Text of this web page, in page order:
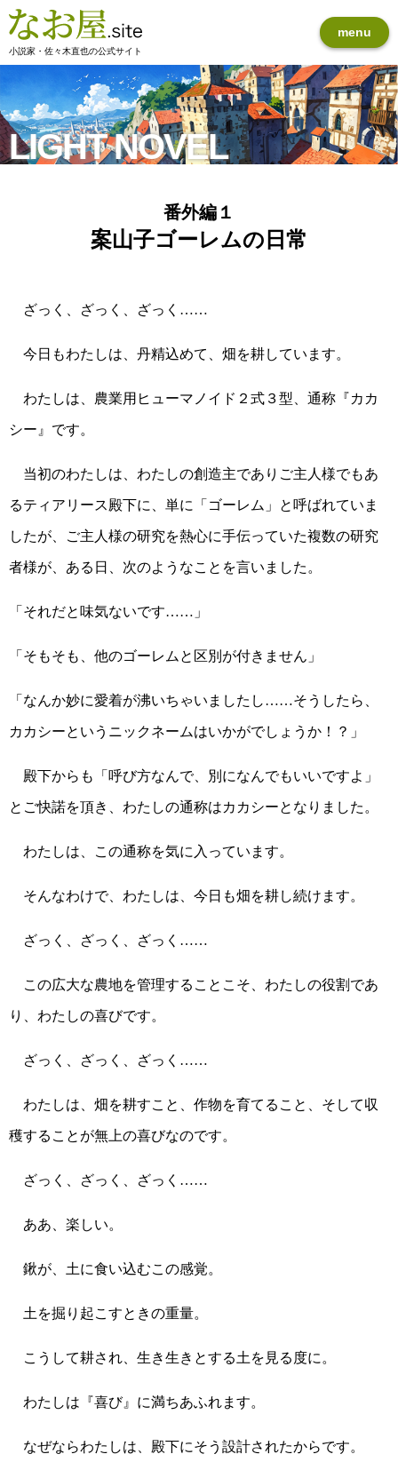
小説家・佐々木直也の公式サイト
menu
LIGHT NOVEL
番外編１
案山子ゴーレムの日常
ざっく、ざっく、ざっく……
今日もわたしは、丹精込めて、畑を耕しています。
わたしは、農業用ヒューマノイド２式３型、通称『カカ
シー』です。
当初のわたしは、わたしの創造主でありご主人様でもあ
るティアリース殿下に、単に「ゴーレム」と呼ばれていま
したが、ご主人様の研究を熱心に手伝っていた複数の研究
者様が、ある日、次のようなことを言いました。
「それだと味気ないです……」
「そもそも、他のゴーレムと区別が付きません」
「なんか妙に愛着が沸いちゃいましたし……そうしたら、
カカシーというニックネームはいかがでしょうか！？」
殿下からも「呼び方なんで、別になんでもいいですよ」
とご快諾を頂き、わたしの通称はカカシーとなりました。
わたしは、この通称を気に入っています。
そんなわけで、わたしは、今日も畑を耕し続けます。
ざっく、ざっく、ざっく……
この広大な農地を管理することこそ、わたしの役割であ
り、わたしの喜びです。
ざっく、ざっく、ざっく……
わたしは、畑を耕すこと、作物を育てること、そして収
穫することが無上の喜びなのです。
ざっく、ざっく、ざっく……
ああ、楽しい。
鍬が、土に食い込むこの感覚。
土を掘り起こすときの重量。
こうして耕され、生き生きとする土を見る度に。
わたしは『喜び』に満ちあふれます。
なぜならわたしは、殿下にそう設計されたからです。